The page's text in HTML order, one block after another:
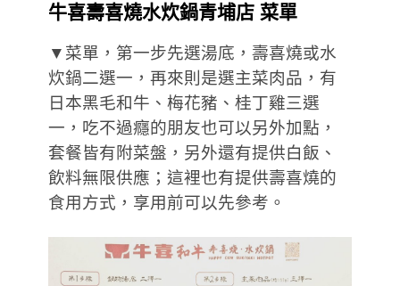
牛喜壽喜燒水炊鍋青埔店 菜單
▼菜單，第一步先選湯底，壽喜燒或水
炊鍋二選一，再來則是選主菜肉品，有
日本黑毛和牛、梅花豬、桂丁雞三選
一，吃不過癮的朋友也可以另外加點，
套餐皆有附菜盤，另外還有提供白飯、
飲料無限供應；這裡也有提供壽喜燒的
食用方式，享用前可以先參考。